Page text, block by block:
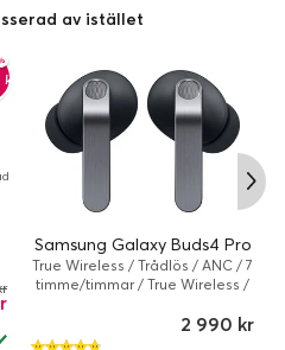
av istället
Samsung Galaxy Buds4 Pro
True Wireless / Trådlös / ANC / 7
timme/timmar / True Wireless /
2 990 kr